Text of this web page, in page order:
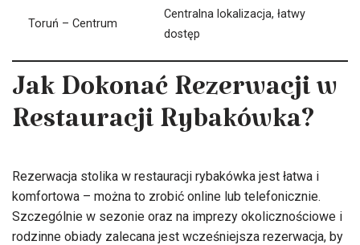
Toruń – Centrum
Centralna lokalizacja, łatwy
dostęp
Jak Dokonać Rezerwacji w
Restauracji Rybakówka?
Rezerwacja stolika w restauracji rybakówka jest łatwa i
komfortowa – można to zrobić online lub telefonicznie.
Szczególnie w sezonie oraz na imprezy okolicznościowe i
rodzinne obiady zalecana jest wcześniejsza rezerwacja, by